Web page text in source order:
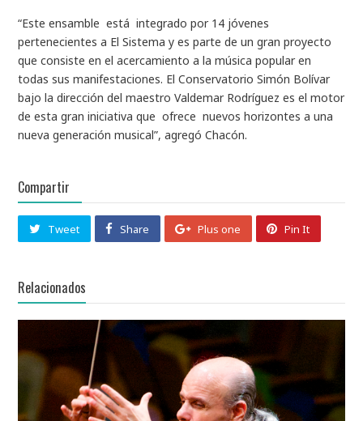
“Este ensamble está integrado por 14 jóvenes
pertenecientes a El Sistema y es parte de un gran proyecto
que consiste en el acercamiento a la música popular en
todas sus manifestaciones. El Conservatorio Simón Bolívar
bajo la dirección del maestro Valdemar Rodríguez es el motor
de esta gran iniciativa que ofrece nuevos horizontes a una
nueva generación musical”, agregó Chacón.
Compartir
Tweet Share Plus one Pin It
Relacionados